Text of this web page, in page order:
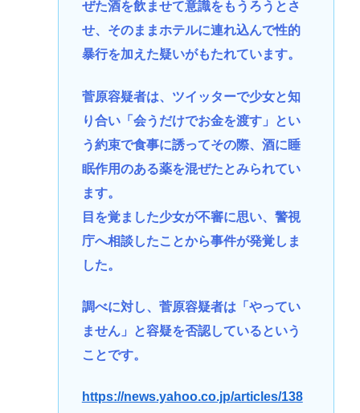
ぜた酒を飲ませて意識をもうろうとさ
せ、そのままホテルに連れ込んで性的
暴行を加えた疑いがもたれています。
菅原容疑者は、ツイッターで少女と知
り合い「会うだけでお金を渡す」とい
う約束で食事に誘ってその際、酒に睡
眠作用のある薬を混ぜたとみられてい
ます。
目を覚ました少女が不審に思い、警視
庁へ相談したことから事件が発覚しま
した。
調べに対し、菅原容疑者は「やってい
ません」と容疑を否認しているという
ことです。
https://news.yahoo.co.jp/articles/138